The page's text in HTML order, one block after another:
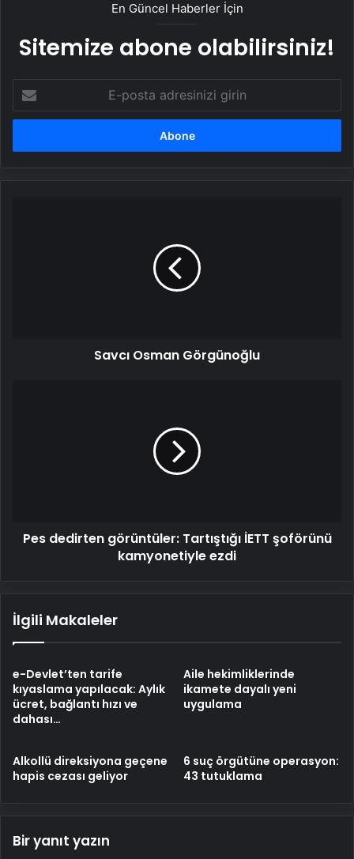
En Güncel Haberler İçin
Sitemize abone olabilirsiniz!
posta
adresinizi
Savcı Osman Görgünoğlu
Pes dedirten görüntüler: Tartıştığı İETT şoförünü
kamyonetiyle ezdi
İlgili Makaleler
e-Devlet’ten tarife
kıyaslama yapılacak: Aylık
ücret, bağlantı hızı ve
dahası…
Aile hekimliklerinde
ikamete dayalı yeni
uygulama
Alkollü direksiyona geçene
hapis cezası geliyor
6 suç örgütüne operasyon:
43 tutuklama
Bir yanıt yazın